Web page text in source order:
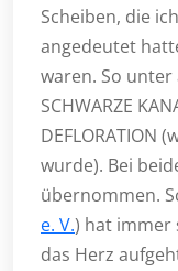
Scheiben, die
angedeutet
waren. So unter
SCHWARZE
DEFLORATION
wurde). Bei
übernommen.
e. V.) hat immer
das Herz